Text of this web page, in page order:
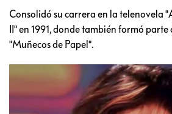
Consolidó su carrera en la telenovela
II" en 1991, donde también formó
"Muñecos de Papel".